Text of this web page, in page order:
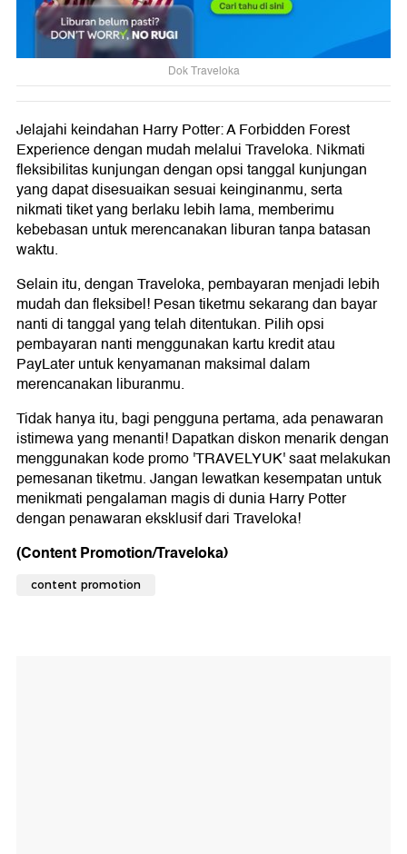
Dok Traveloka
Jelajahi keindahan Harry Potter: A Forbidden Forest
Experiencedengan mudah melalui Traveloka. Nikmati
fleksibilitas kunjungan dengan opsi tanggal kunjungan
yang dapat disesuaikan sesuai keinginanmu, serta
nikmati tiket yang berlaku lebih lama, memberimu
kebebasan untuk merencanakan liburan tanpa batasan
waktu.
Selain itu, dengan Traveloka, pembayaran menjadi lebih
mudah dan fleksibel! Pesan tiketmu sekarang dan bayar
nanti di tanggal yang telah ditentukan. Pilih opsi
pembayaran nanti menggunakan kartu kredit atau
PayLater untuk kenyamanan maksimal dalam
merencanakan liburanmu.
Tidak hanya itu, bagi pengguna pertama, ada penawaran
istimewa yang menanti! Dapatkan diskon menarik dengan
menggunakan kode promo 'TRAVELYUK' saat melakukan
pemesanan tiketmu. Jangan lewatkan kesempatan untuk
menikmati pengalaman magis di dunia Harry Potter
dengan penawaran eksklusif dari Traveloka!
(Content Promotion/Traveloka)
content promotion